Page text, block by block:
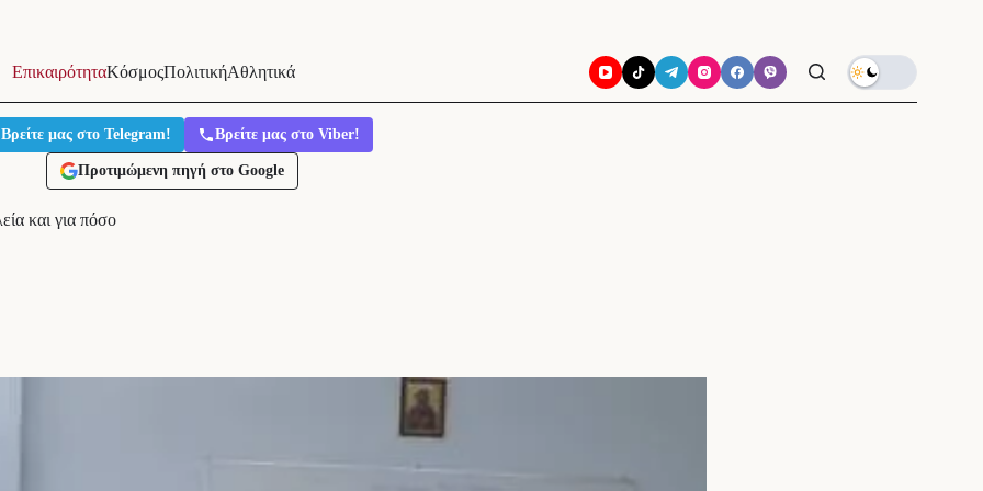
ΕπικαιρότηταΚόσμοςΠολιτικήΑθλητικά
Βρείτε μας στο Telegram! Βρείτε μας στο Viber!
Προτιμώμενη πηγή στο Google
και για πόσο